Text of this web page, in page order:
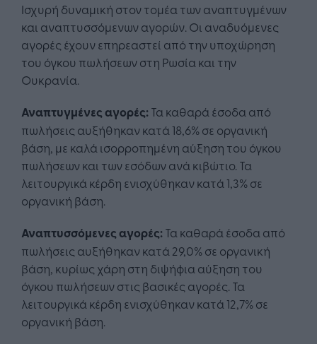
Ισχυρή δυναμική στον τομέα των αναπτυγμένων
και αναπτυσσόμενων αγορών. Οι αναδυόμενες
αγορές έχουν επηρεαστεί από την υποχώρηση
του όγκου πωλήσεων στη Ρωσία και την
Ουκρανία.
Αναπτυγμένες αγορές:Τα καθαρά έσοδα από
πωλήσεις αυξήθηκαν κατά 18,6% σε οργανική
βάση, με καλά ισορροπημένη αύξηση του όγκου
πωλήσεων και των εσόδων ανά κιβώτιο. Τα
λειτουργικά κέρδη ενισχύθηκαν κατά 1,3% σε
οργανική βάση.
Αναπτυσσόμενες αγορές:Τα καθαρά έσοδα από
πωλήσεις αυξήθηκαν κατά 29,0% σε οργανική
βάση, κυρίως χάρη στη διψήφια αύξηση του
όγκου πωλήσεων στις βασικές αγορές. Τα
λειτουργικά κέρδη ενισχύθηκαν κατά 12,7% σε
οργανική βάση.